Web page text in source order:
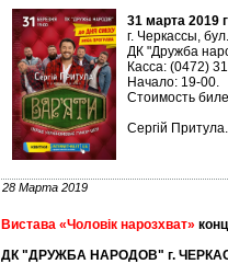
31 марта 2019
г. Черкассы,
ДК "Дружба
Касса: (0472)
Начало: 19-00.
Стоимость
Сергій
28 Марта 2019
Вистава «Чоловік нарозхват»
ДК "ДРУЖБА НАРОДОВ" г.